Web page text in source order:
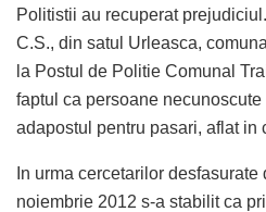
Politistii au recuperat
C.S., din satul Urleasca,
la Postul de Politie Comunal
faptul ca persoane
adapostul pentru pasari, aflat in
In urma cercetarilor
noiembrie 2012 s-a stabilit ca